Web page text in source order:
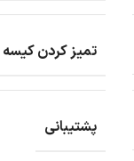
تمیز کردن کیسه
پشتیبانی